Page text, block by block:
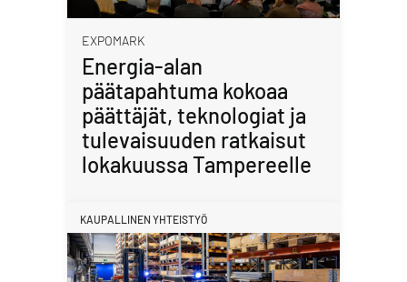
EXPOMARK
Energia-alan
päätapahtuma kokoaa
päättäjät, teknologiat ja
tulevaisuuden ratkaisut
lokakuussa Tampereelle
KAUPALLINEN YHTEISTYÖ